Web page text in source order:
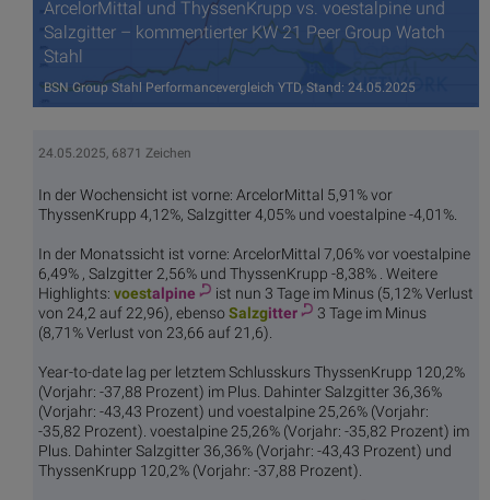
ArcelorMittal und ThyssenKrupp vs. voestalpine und
Salzgitter – kommentierter KW 21 Peer Group Watch
Stahl
BSN Group Stahl Performancevergleich YTD, Stand: 24.05.2025
24.05.2025, 6871 Zeichen
In der Wochensicht ist vorne: ArcelorMittal 5,91% vor
ThyssenKrupp 4,12%, Salzgitter 4,05% und voestalpine -4,01%.
In der Monatssicht ist vorne: ArcelorMittal 7,06% vor voestalpine
6,49% , Salzgitter 2,56% und ThyssenKrupp -8,38% . Weitere
Highlights: voestalpine
ist nun 3 Tage im Minus (5,12% Verlust
von 24,2 auf 22,96), ebensoSalzgitter
3 Tage im Minus
(8,71% Verlust von 23,66 auf 21,6).
Year-to-date lag per letztem Schlusskurs ThyssenKrupp 120,2%
(Vorjahr: -37,88 Prozent) im Plus. Dahinter Salzgitter 36,36%
(Vorjahr: -43,43 Prozent) und voestalpine 25,26% (Vorjahr:
-35,82 Prozent). voestalpine 25,26% (Vorjahr: -35,82 Prozent) im
Plus. Dahinter Salzgitter 36,36% (Vorjahr: -43,43 Prozent) und
ThyssenKrupp 120,2% (Vorjahr: -37,88 Prozent).